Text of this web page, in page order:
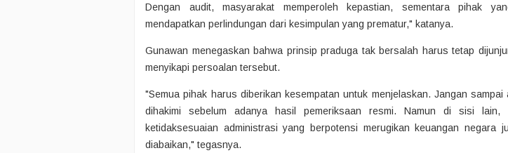
Dengan audit, masyarakat memperoleh kepastian, sementara pihak
mendapatkan perlindungan dari kesimpulan yang prematur," katanya.
Gunawan menegaskan bahwa prinsip praduga tak bersalah harus tetap
menyikapi persoalan tersebut.
"Semua pihak harus diberikan kesempatan untuk menjelaskan. Jangan sampai
dihakimi sebelum adanya hasil pemeriksaan resmi. Namun di sisi lain,
ketidaksesuaian administrasi yang berpotensi merugikan keuangan negara
diabaikan," tegasnya.